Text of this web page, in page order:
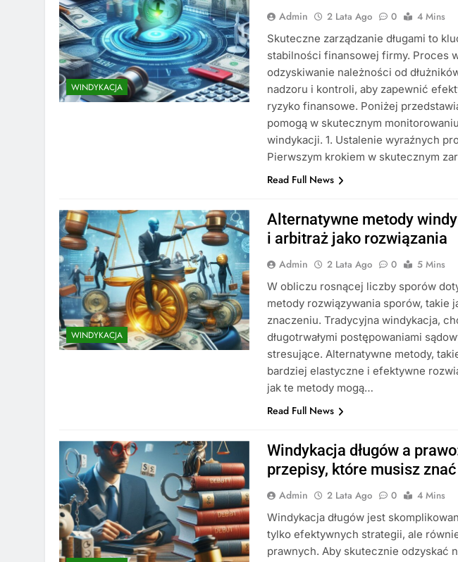
WINDYKACJA
Admin 2 Lata Ago 0
4 Mins
Skuteczne zarządzanie długami to
stabilności finansowej firmy. Proces
odzyskiwanie należności od
nadzoru i kontroli, aby zapewnić
ryzyko finansowe. Poniżej
pomogą w skutecznym
windykacji. 1. Ustalenie wyraźnych
Pierwszym krokiem w skutecznym
Read Full News
WINDYKACJA
Alternatywne metody
i arbitraż jako rozwiązania
Admin 2 Lata Ago 0
5 Mins
W obliczu rosnącej liczby sporów
metody rozwiązywania sporów, takie
znaczeniu. Tradycyjna windykacja,
długotrwałymi postępowaniami
stresujące. Alternatywne metody,
bardziej elastyczne i efektywne
jak te metody mogą…
Read Full News
Windykacja długów a
przepisy, które musisz znać
Admin 2 Lata Ago 0
4 Mins
Windykacja długów jest
tylko efektywnych strategii, ale
prawnych. Aby skutecznie odzyskać